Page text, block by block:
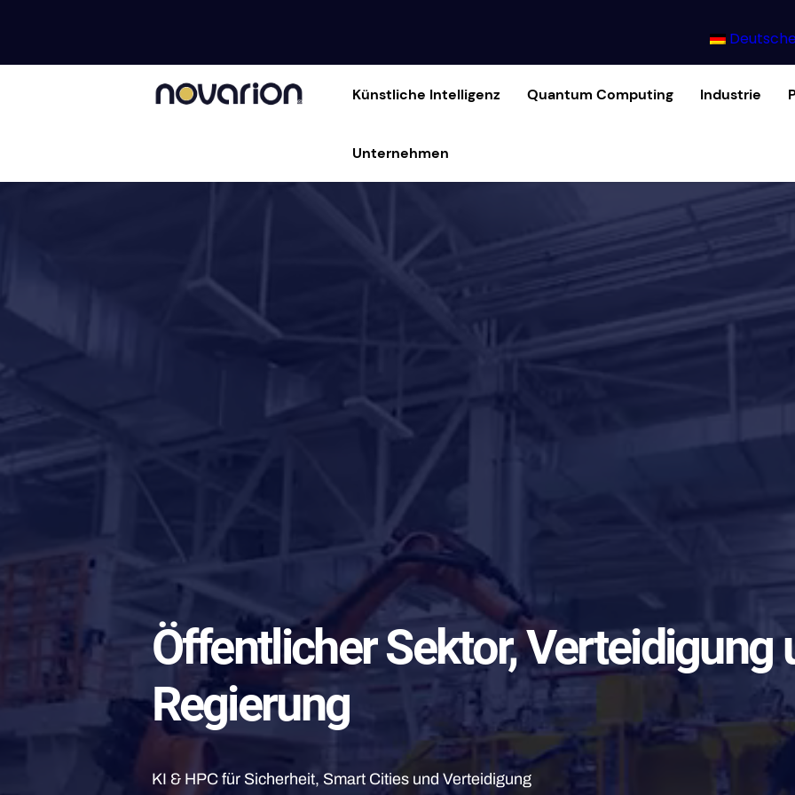
Künstliche Intelligenz Quantum Computing Industrie
Unternehmen
Öffentlicher Sektor, Verteidigung
Regierung
KI & HPC für Sicherheit, Smart Cities und Verteidigung